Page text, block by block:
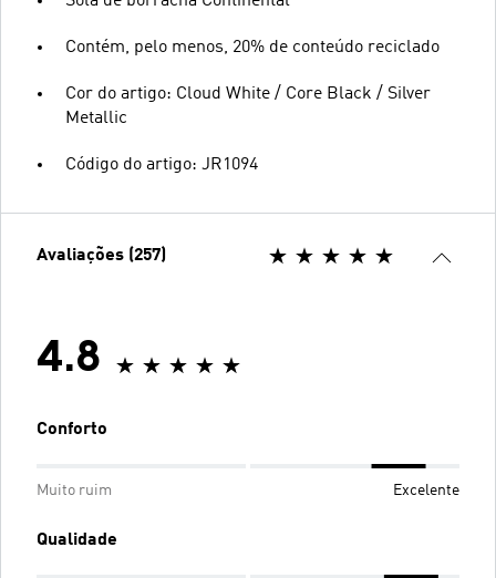
Contém, pelo menos, 20% de conteúdo reciclado
Cor do artigo: Cloud White / Core Black / Silver
Metallic
Código do artigo: JR1094
Avaliações (257)
4.8
Conforto
Muito ruim Excelente
Qualidade